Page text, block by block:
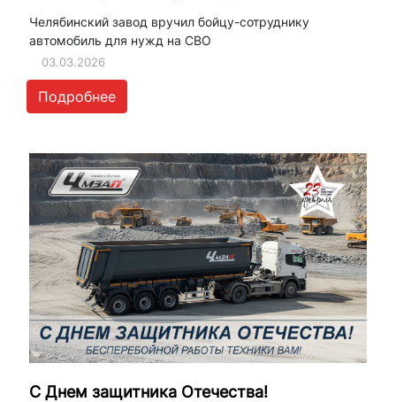
Челябинский завод вручил бойцу-сотруднику
автомобиль для нужд на СВО
03.03.2026
Подробнее
С Днем защитника Отечества!